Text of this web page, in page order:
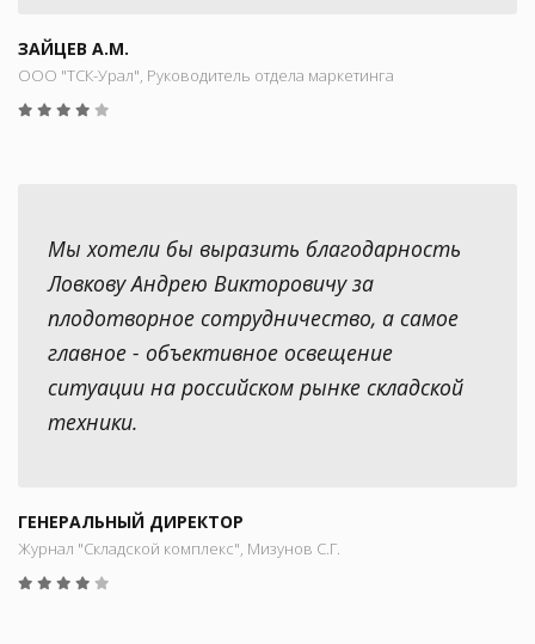
ЗАЙЦЕВ А.М.
ООО "ТСК-Урал", Руководитель отдела маркетинга
Мы хотели бы выразить благодарность
Ловкову Андрею Викторовичу за
плодотворное сотрудничество, а самое
главное - объективное освещение
ситуации на российском рынке складской
техники.
ГЕНЕРАЛЬНЫЙ ДИРЕКТОР
Журнал "Складской комплекс", Мизунов С.Г.